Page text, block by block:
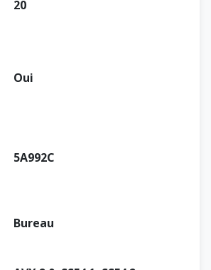
20
Oui
5A992C
Bureau